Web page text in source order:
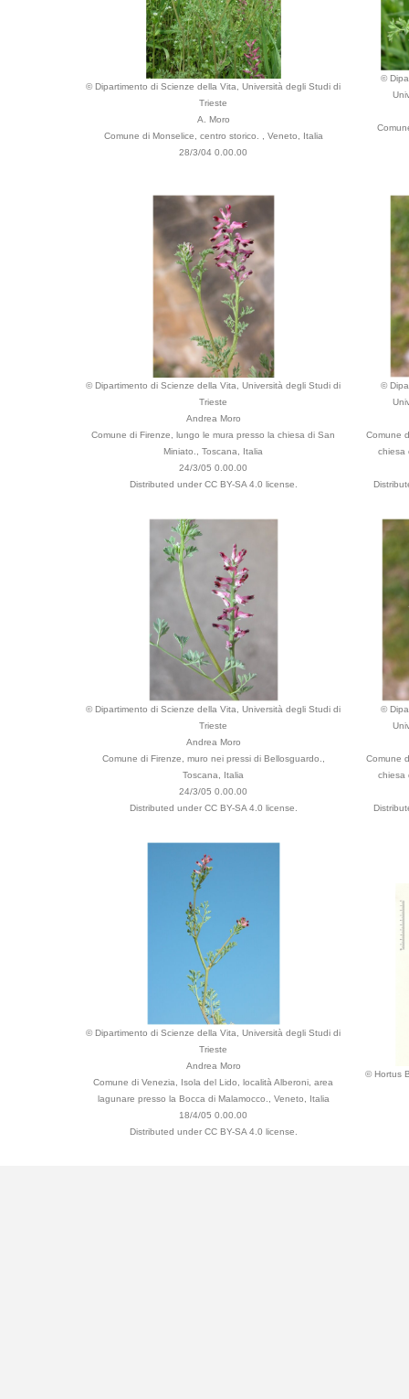
© Dipartimento di Scienze della Vita, Università degli Studi di
Trieste
A. Moro
Comune di Monselice, centro storico. , Veneto, Italia
28/3/04 0.00.00
©
© Dipartimento di Scienze della Vita, Università degli Studi di
Trieste
Andrea Moro
Comune di Firenze, lungo le mura presso la chiesa di San
Miniato., Toscana, Italia
24/3/05 0.00.00
Distributed under CC BY-SA 4.0 license.
©
Comune
chiesa
© Dipartimento di Scienze della Vita, Università degli Studi di
Trieste
Andrea Moro
Comune di Firenze, muro nei pressi di Bellosguardo.,
Toscana, Italia
24/3/05 0.00.00
Distributed under CC BY-SA 4.0 license.
©
Comune
chiesa
© Dipartimento di Scienze della Vita, Università degli Studi di
Trieste
Andrea Moro
Comune di Venezia, Isola del Lido, località Alberoni, area
lagunare presso la Bocca di Malamocco., Veneto, Italia
18/4/05 0.00.00
Distributed under CC BY-SA 4.0 license.
© Hortus